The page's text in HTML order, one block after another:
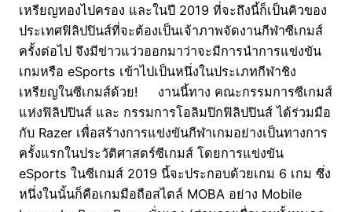
เหรียญทองไปครอง และในปี 2019 ที่จะถึงนี้ก็เป็นคิวของ
ประเทศฟิลิปปินส์ที่จะต้องเป็นเจ้าภาพจัดงานกีฬาซีเกมส์
ครั้งต่อไป จึงมีข่าวแว่วออกมาว่าจะมีการนำการแข่งขัน
เกมหรือ eSports เข้าไปเป็นหนึ่งในประเภทกีฬาชิง
เหรียญในซีเกมส์ด้วย! งานนี้ทาง คณะกรรมการซีเกมส์
แห่งฟิลิปปินส์ และ กรรมการโอลิมปิกฟิลิปปินส์ ได้ร่วมมือ
กับ Razer เพื่อสร้างการแข่งขันกีฬาเกมอย่างเป็นทางการ
ครั้งแรกในประวัติศาสตร์ซีเกมส์ โดยการแข่งขัน
eSports ในซีเกมส์ 2019 นี้จะประกอบด้วยเกม 6 เกม ซึ่ง
หนึ่งในนั้นก็คือเกมมือถือสไตล์ MOBA อย่าง Mobile